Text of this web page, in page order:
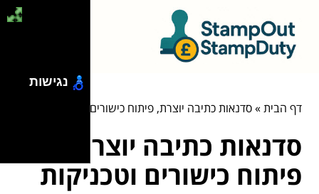
דף הבית»סדנאות כתיבה יוצרת, פיתוח כישורים וטכניקות
סדנאות כתיבה יוצרת,
פיתוח כישורים וטכניקות
נגישות